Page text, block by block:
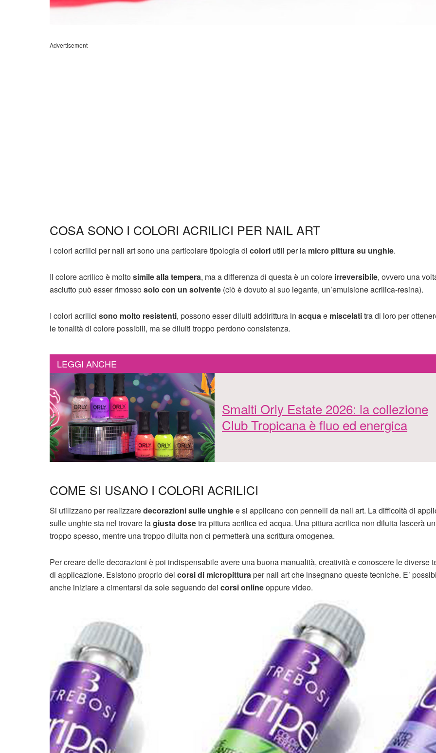
Advertisement
COSA SONO I COLORI ACRILICI PER NAIL ART
I colori acrilici per nail art sono una particolare tipologia di colori utili per la micro pittura su unghie.
Il colore acrilico è moltosimile alla tempera, ma a differenza di questa è un colore irreversibile, ovvero una
asciutto può esser rimossosolo con un solvente (ciò è dovuto al suo legante, un’emulsione acrilica-resina).
I colori acrilici sono molto resistenti, possono esser diluiti addirittura in acquae miscelatitra di loro per
le tonalità di colore possibili, ma se diluiti troppo perdono consistenza.
LEGGI ANCHE
Smalti Orly Estate 2026: la collezione
Club Tropicana è fluo ed energica
COME SI USANO I COLORI ACRILICI
Si utilizzano per realizzaredecorazioni sulle unghiee si applicano con pennelli da nail art. La difficoltà di
sulle unghie sta nel trovare lagiusta dosetra pittura acrilica ed acqua. Una pittura acrilica non diluita lascerà
troppo spesso, mentre una troppo diluita non ci permetterà una scrittura omogenea.
Per creare delle decorazioni è poi indispensabile avere una buona manualità, creatività e conoscere le diverse
di applicazione. Esistono proprio dei corsi di micropitturaper nail art che insegnano queste tecniche. E’
anche iniziare a cimentarsi da sole seguendo dei corsi onlineoppure video.